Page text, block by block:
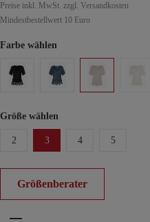
Preise inkl. MwSt. zzgl. Versandkosten
Mindestbestellwert 10 Euro
Farbe wählen
Größe wählen
2 3 4 5
Größenberater
Produkt Anzahl: Gib